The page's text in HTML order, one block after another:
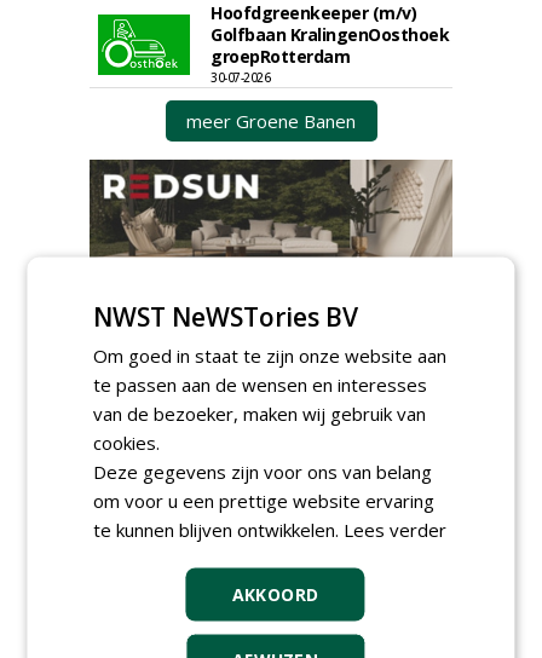
Hoofdgreenkeeper (m/v)
Golfbaan KralingenOosthoek
groepRotterdam
30-07-2026
meer Groene Banen
Iedereen kan gratis kleine advertenties
plaatsen via zijn eigen account.
Plaats een gratis advertentie
NWST NeWSTories BV
Om goed in staat te zijn onze website aan
te passen aan de wensen en interesses
van de bezoeker, maken wij gebruik van
cookies.
Deze gegevens zijn voor ons van belang
om voor u een prettige website ervaring
te kunnen blijven ontwikkelen. Lees verder
AKKOORD